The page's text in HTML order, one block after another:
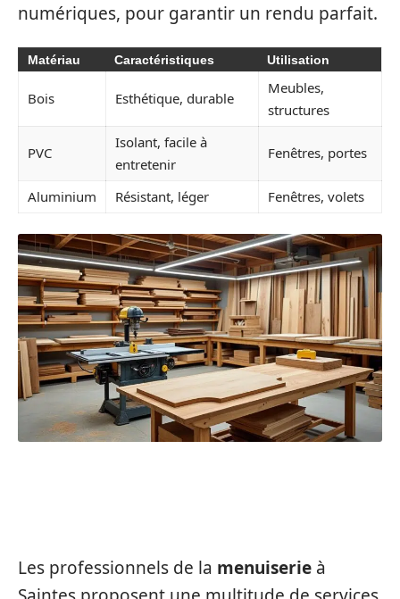
numériques, pour garantir un rendu parfait.
Matériau Caractéristiques Utilisation
Bois Esthétique, durable
Meubles,
structures
PVC
Isolant, facile à
entretenir
Fenêtres, portes
Aluminium Résistant, léger Fenêtres, volets
Les professionnels de la menuiserie à